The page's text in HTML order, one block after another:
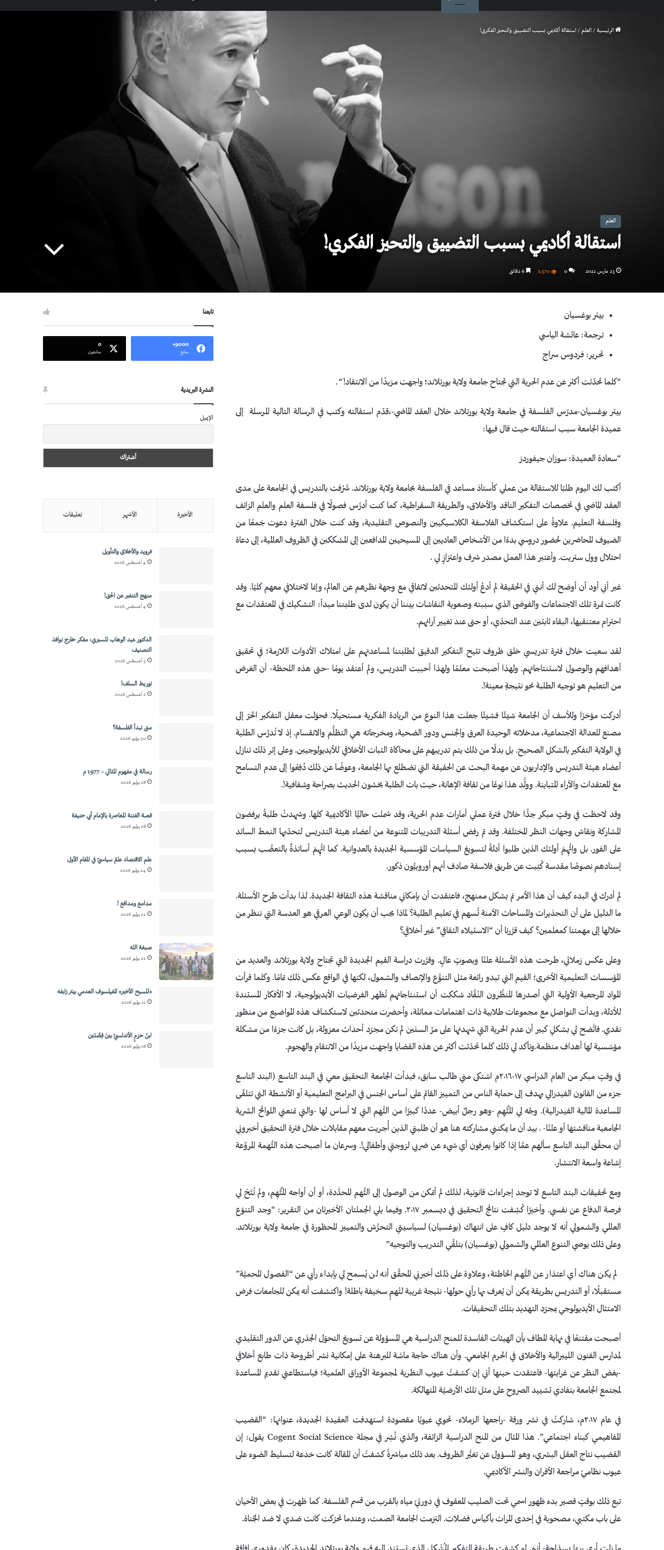
الرئيسية / العلم / استقالة أكاديمي بسبب التضييق والتحيز الفكري!
العلم
استقالة أكاديمي بسبب التضييق والتحيز الفكري!
23 مارس 2022 0 1٬570
بيتر بوغسيان
ترجمة: عائشة الياسي
تحرير: فردوس سراج
“كلما تحدّثت أكثر عن عدم الحرية التي تجتاح جامعة ولاية بورتلاند؛ واجهت مزيدًا من الانتقاد!“.
بيتر بوغسيان-مدرّس الفلسفة في جامعة ولاية بورتلاند خلال العقد الماضي-،قدّم استقالته وكتب في الرسالة التالية المرسلة إلى
عميدة الجامعة سبب استقالته حيث قال فيها:
“سعادة العميدة: سوزان جيفوردز
أكتب لك اليوم طلبًا للاستقالة من عملي كأستاذ مساعد في الفلسفة بجامعة ولاية بورتلاند. شَرُفت بالتدريس في الجامعة على مدى
العقد الماضي في تخصصات التفكير الناقد والأخلاق، والطريقة السقراطية، كما كنت أدرِّس فصولًا في فلسفة العلم والعلم الزائف
وفلسفة التعليم. علاوةً على استكشاف الفلاسفة الكلاسيكيين والنصوص التقليدية، وقد كنت خلال الفترة دعوت جَمعًا من
الضيوف المحاضرين لحضور دروسي بدءًا من الأشخاص العاديين إلى المسيحيين المدافعين إلى المشككين في الظروف العالمية، إلى دعاة
احتلال وول ستريت. وأعتبر هذا العمل مصدر شرف واعتزازٍ لي .
غير أني أود أن أوضح لك أنني في الحقيقة لم أدعُ أولئك المتحدثين لاتفاقي مع وجهة نظرهم عن العالم، وإنما لاختلافي معهم كليًا. وقد
كانت ثمرة تلك الاجتماعات والفوضى الذي سببته وصعوبة النقاشات بيننا أن يكون لدى طلبتنا مبدأ: التشكيك في المعتقدات مع
احترام معتنقيها، البقاء ثابتين عند التحدّي، أو حتى عند تغيير آرائهم.
لقد سعيت خلال فترة تدريسي خلق ظروف تتيح التفكير الدقيق لطلبتنا لمساعدتهم على امتلاك الأدوات اللازمة؛ في تحقيق
أهدافهم والوصول لاستنتاجاتهم. ولهذا أصبحت معلمًا ولهذا أحببت التدريس، ولم أعتقد يومًا -حتى هذه اللحظة- أن الغرض
من التعليم هو توجيه الطلبة نحو نتيجةٍ معينة!.
أدركت مؤخرًا وللأسف أن الجامعة شيئًا فشيئًا جعلت هذا النوع من الريادة الفكرية مستحيلًا. فحوّلت معقل التفكير الحرّ إلى
مصنع للعدالة الاجتماعية، مدخلاته الوحيدة العرق والجنس ودور الضحية، ومخرجاته هي التظلُّم والانقسام. إذ لا تُدرِّس الطلبة
في الولاية التفكير بالشكل الصحيح. بل بدلًا من ذلك يتم تدريبهم على محاكاة الثبات الأخلاقي للأيديولوجيين. وعلى إثر ذلك تنازل
أعضاء هيئة التدريس والإداريون عن مهمة البحث عن الحقيقة التي تضطلع بها الجامعة، وعوضًا عن ذلك دُفِعُوا إلى عدم التسامح
مع المعتقدات والآراء المتباينة. وولَّد هذا نوعًا من ثقافة الإهانة، حيث بات الطلبة يخشون الحديث بصراحة وشفافية!.
وقد لاحظت في وقتٍ مبكر جدًّا خلال فترة عملي أمارات عدم الحرية، وقد شملت حاليًّا الأكاديمية كلها. وشهدتُ طلبةً يرفضون
المشاركة ونقاش وجهات النظر المختلفة. وقد تم رفض أسئلة التدريبات المتنوعة من أعضاء هيئة التدريس لتحدّيها النمط السائد
على الفور. بل واتُّهِمَ أولئك الذين طلبوا أدلةً لتسويغ السياسات المؤسسية الجديدة بالعدوانية. كما اتُّهِمَ أساتذةٌ بالتعصُّب بسبب
إسنادهم نصوصًا مقدسة كُتِبت عن طريق فلاسفة صادف أنهم أوروبيُّون ذكور.
لم أدرك في البدء كيف أن هذا الأمر تم بشكل ممنهج، فاعتقدت أن بإمكاني مناقشة هذه الثقافة الجديدة. لذا بدأت طرح الأسئلة.
ما الدليل على أن التحذيرات والمساحات الآمنة تُسهم في تعليم الطلبة؟ لماذا يجب أن يكون الوعي العرقي هو العدسة التي ننظر من
خلالها إلى مهمتنا كمعلمين؟ كيف قرَّرنا أن “الاستيلاء الثقافي” غير أخلاقي؟
وعلى عكس زملائي، طرحت هذه الأسئلة علنًا وبصوتٍ عالٍ. وقرَّرت دراسة القيم الجديدة التي تجتاح ولاية بورتلاند والعديد من
المؤسسات التعليمية الأخرى؛ القيم التي تبدو رائعة مثل التنوُّع والإنصاف والشمول، لكنها في الواقع عكس ذلك تمامًا. وكلما قرأت
المواد المرجعية الأولية التي أصدرها المنظِّرون النُقَّاد شككت أن استنتاجاتهم تُظهر الفرضيات الأيديولوجية، لا الأفكار المستندة
للأدلة، وبدأت التواصل مع مجموعات طلابية ذات اهتمامات مماثلة، وأحضرت متحدثين لاستكشاف هذه المواضيع من منظور
نقدي. فاتَّضح لي بشكلٍ كبير أن عدم الحرية التي شهدتها على مرِّ السنين لم تكن مجرّد أحداث معزولة، بل كانت جزءًا من مشكلة
مؤسّسية لها أهداف منظمة.وتأكد لي ذلك كلما تحدّثت أكثر عن هذه القضايا واجهت مزيدًا من الانتقام والهجوم.
في وقتٍ مبكر من العام الدراسي ١٧-٢٠١٦م اشتكى مني طالب سابق، فبدأت الجامعة التحقيق معي في البند التاسع (البند التاسع
جزء من القانون الفيدرالي يهدف إلى حماية الناس من التمييز القائم على أساس الجنس في البرامج التعليمية أو الأنشطة التي تتلقّى
المساعدة المالية الفيدرالية). وجَّه لي المُتَّهِم -وهو رجلٌ أبيض- عددًا كبيرًا من التُّهم التي لا أساس لها -والتي تمنعني اللوائح السِّرية
الجامعية مناقشتها أو علنًا- . بيد أن ما يمكنني مشاركته هنا هو أن طلبتي الذين أُجريت معهم مقابلات خلال فترة التحقيق أخبروني
أن محقِّق البند التاسع سألهم عمَّا إذا كانوا يعرفون أي شيء عن ضربي لزوجتي وأطفالي!. وسرعان ما أصبحت هذه التُّهمة المروِّعة
إشاعة واسعة الانتشار.
ومع تحقيقات البند التاسع لا توجد إجراءات قانونية، لذلك لم أتمكن من الوصول إلى التُّهم المحدَّدة، أو أن أواجه المُتَّهِم، ولم تُتَحْ لي
فرصة الدفاع عن نفسي. وأخيرًا كُشِفت نتائج التحقيق في ديسمبر ٢٠١٧. وفيما يلي الجملتان الأخيرتان من التقرير: “وجد التنوّع
العالمي والشمولي أنه لا يوجد دليل كافٍ على انتهاك (بوغسيان) لسياسيتي التحرُّش والتمييز المحظورة في جامعة ولاية بورتلاند.
وعلى ذلك يوصي التنوع العالمي والشمولي (بوغسيان) بتلقِّي التدريب والتوجيه”
لم يكن هناك أي اعتذار عن التُّهم الخاطئة، وعلاوة على ذلك أخبرني المحقِّق أنه لن يُسمح لي بإبداء رأيي عن “الفصول المحميَّة”
مستقبلًا، أو التدريس بطريقة يمكن أن يُعرف بها رأيي حولها- نتيجة غريبة لتُهمٍ سخيفة باطلة! واكتشفت أنه يمكن للجامعات فرض
الامتثال الأيديولوجي بمجرّد التهديد بتلك التحقيقات.
أصبحت مقتنعًا في نهاية المطاف بأن الهيئات الفاسدة للمنح الدراسية هي المسؤولة عن تسويغ التحوّل الجذري عن الدور التقليدي
لمدارس الفنون الليبرالية والأخلاق في الحرم الجامعي. وأن هناك حاجة ماسَّة للبرهنة على إمكانية نشر أطروحة ذات طابع أخلاقي
-بغض النظر عن غرابتها- فاعتقدت حينها أني إن كشفتُ عيوب النظرية لمجموعة الأوراق العلمية؛ فباستطاعتي تقديم المساعدة
لمجتمع الجامعة بتفادي تشييد الصروح على مثل تلك الأرضيَّة المتهالكة.
في عام ٢٠١٧م، شاركتُ في نشر ورقة -راجعها الزملاء- تحوي عيوبًا مقصودة استهدفت العقيدة الجديدة، عنوانها: “القضيب
المفاهيمي كبناء اجتماعي”. هذا المثال من المنح الدراسية الزائفة، والذي نُشِر في مجلة Cogent Social Science يقول: إن
القضيب نتاج العقل البشري، وهو المسؤول عن تغيُّر الظروف. بعد ذلك مباشرةً كشفتُ أن المقالة كانت خدعة لتسليط الضوء على
عيوب نظاميّ مراجعة الأقران والنشر الأكاديمي.
تبع ذلك بوقتٍ قصير بدء ظهور اسمي تحت الصليب المعقوف في دورتيّ مياه بالقرب من قسم الفلسفة. كما ظهرت في بعض الأحيان
على باب مكتبي، مصحوبة في إحدى المرات بأكياس فضلات. التزمت الجامعة الصمت، وعندما تحرّكت كانت ضدي لا ضد الجُناة.
تابعنا
9000+
متابع
0
متابعون
النشرة البريدية
الإيميل
الأخيرة الأشهر تعليقات
فرويد والأخلاق والتأويل
4 أغسطس 2026
منهج التنفير عن الحق!
4 أغسطس 2026
الدكتور عبد الوهاب المسيري: مفكر خارج نوافذ
التصنيف
3 أغسطس 2026
توريط السلف!
2 أغسطس 2026
متى تبدأ الفلسفة؟
30 يوليو 2026
رسالة في مفهوم المثالي – 1977 م
28 يوليو 2026
قصة الفتنة المعاصرة بالإمام أبي حنيفة
28 يوليو 2026
علم الاقتصاد علمٌ سياسيٌ في المقام الأول
24 يوليو 2026
مدامع ومدافع !
22 يوليو 2026
صبغة الله
22 يوليو 2026
«المسيح الأخير» للفيلسوف العدمي بيتر زابفه
21 يوليو 2026
ابنُ حزمٍ الأندلسيِّ بينَ قِصَّتَين
18 يوليو 2026